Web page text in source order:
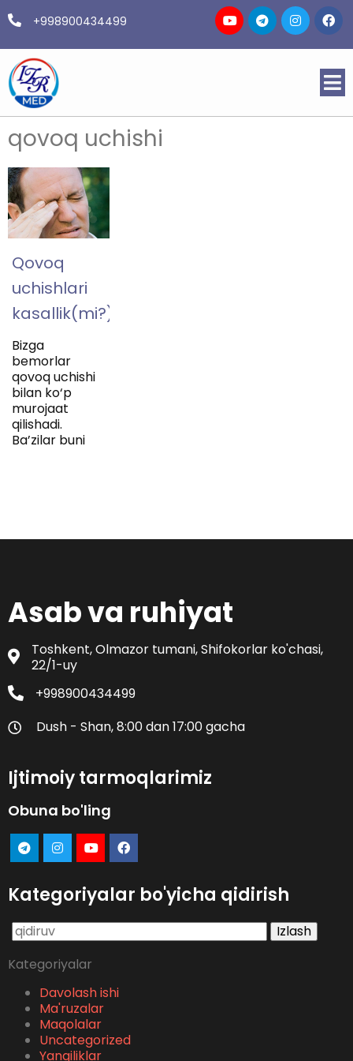
+998900434499
qovoq uchishi
Qovoq
uchishlari
kasallik(mi?)
Bizga
bemorlar
qovoq uchishi
bilan ko‘p
murojaat
qilishadi.
Ba’zilar buni
Asab va ruhiyat
Toshkent, Olmazor tumani, Shifokorlar ko'chasi,
22/1-uy
+998900434499
Dush - Shan, 8:00 dan 17:00 gacha
Ijtimoiy tarmoqlarimiz
Obuna bo'ling
Kategoriyalar bo'yicha qidirish
Qidirshish:
Kategoriyalar
Davolash ishi
Ma'ruzalar
Maqolalar
Uncategorized
Yangiliklar